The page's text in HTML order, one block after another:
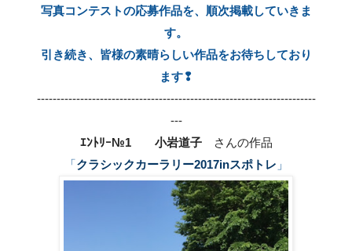
写真コンテストの応募作品を、順次掲載していきま
す。
引き続き、皆様の素晴らしい作品をお待ちしており
ます❢
-----------------------------------------------------------------------
---
ｴﾝﾄﾘｰ№1 小岩道子
さんの作品
「クラシックカーラリー2017inスポトレ 」